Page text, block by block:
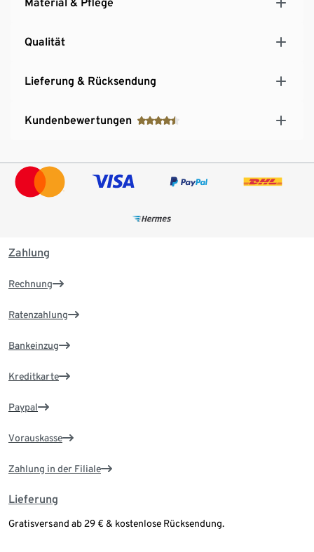
Qualität
Lieferung & Rücksendung
Kundenbewertungen
Zahlung
Rechnung
Ratenzahlung
Bankeinzug
Kreditkarte
Paypal
Vorauskasse
Zahlung in der Filiale
Lieferung
Gratisversand ab 29 € & kostenlose Rücksendung.